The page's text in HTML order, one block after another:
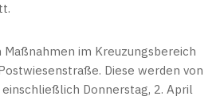
im Kreuzungsbereich
Diese werden von
einschließlich Donnerstag, 2. April